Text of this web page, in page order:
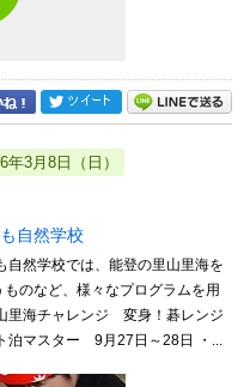
3月8日（日）
自然学校
然学校では、能登の里山里海を
のなど、様々なプログラムを用
里海チャレンジ 変身！碁レンジ
泊マスター 9月27日～28日 ・...